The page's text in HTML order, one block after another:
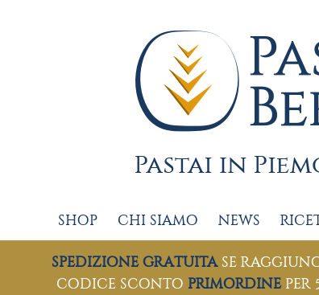
SHOP CHI SIAMO NEWS
SPEDIZIONE GRATUITA SE
CODICE SCONTO PRIMORDINE PER